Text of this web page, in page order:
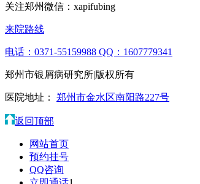
关注郑州微信： xapifubing
来院路线
电话：0371-55159988 QQ：1607779341
郑州市银屑病研究所|版权所有
医院地址： 郑州市金水区南阳路227号
返回顶部
网站首页
预约挂号
QQ咨询